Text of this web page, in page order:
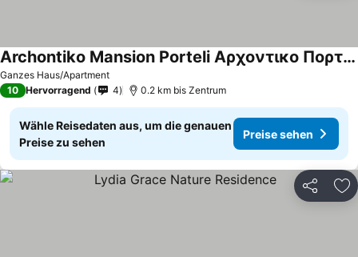
Ganzes Haus/Apartment
Archontiko Mansion Porteli Αρχοντικο Πορτελι
10 Hervorragend 4 0.2 km bis Zentrum
Wähle Reisedaten aus, um die genauen
Preise zu sehen
Preise sehen
Teilen